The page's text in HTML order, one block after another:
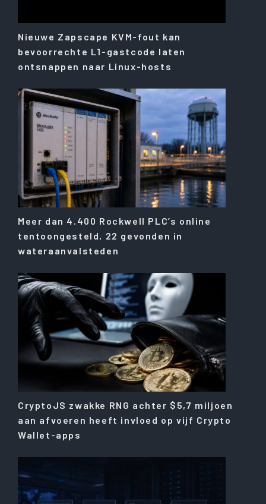
Nieuwe Zapscape KVM-fout kan
bevoorrechte L1-gastcode laten
ontsnappen naar Linux-hosts
Meer dan 4.400 Rockwell PLC’s online
tentoongesteld, 22 gevonden in
wateraanvalsteden
CryptoJS zwakke RNG achter $5,7 miljoen
aan afvoeren heeft invloed op vijf Crypto
Wallet-apps